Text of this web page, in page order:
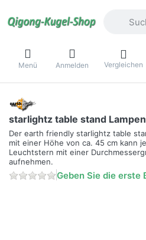
Menü Anmelden Vergleichen
starlightz table stand
Der earth friendly starlightz table
mit einer Höhe von ca. 45 cm kann
Leuchtstern mit einer
aufnehmen.
Geben Sie die erste